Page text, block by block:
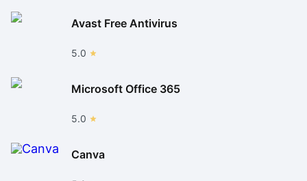
Avast Free Antivirus
5.0
Microsoft Office 365
5.0
Canva